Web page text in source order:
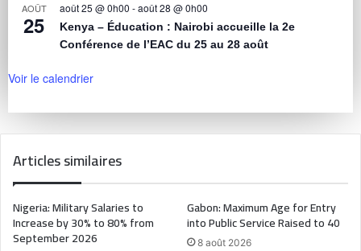
AOÛT
25
août 25 @ 0h00 -août 28 @ 0h00
Kenya – Éducation : Nairobi accueille la 2e
Conférence de l’EAC du 25 au 28 août
Voir le calendrier
Articles similaires
Nigeria: Military Salaries to
Increase by 30% to 80% from
September 2026
Gabon: Maximum Age for Entry
into Public Service Raised to 40
8 août 2026